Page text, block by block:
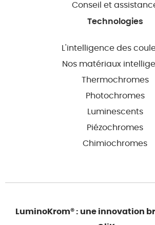
Conseil et
Technologies
L'intelligence des
Nos matériaux
Thermochromes
Photochromes
Luminescents
Piézochromes
Chimiochromes
LuminoKrom® : une innovation